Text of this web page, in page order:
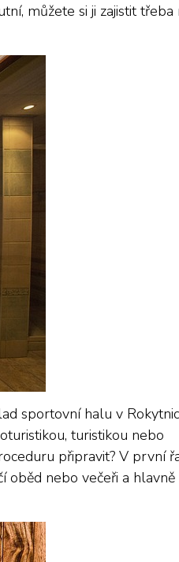
můžete si ji zajistit třeba
sportovní halu v
turistikou nebo
připravit? V první
oběd nebo večeři a hlavně